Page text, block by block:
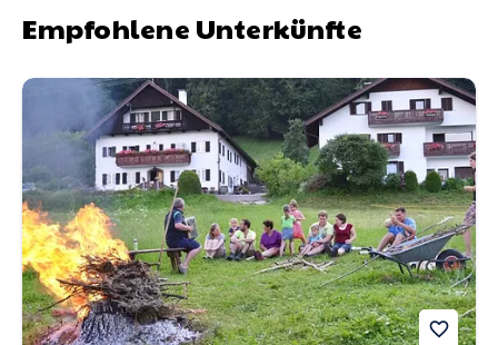
Empfohlene Unterkünfte
Bauernhof Wiespointner "Schneider" | Unterkunft in
favorite